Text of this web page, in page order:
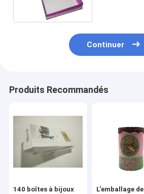
Continuer
Produits Recommandés
140 boîtes à bijoux
L'emballage de